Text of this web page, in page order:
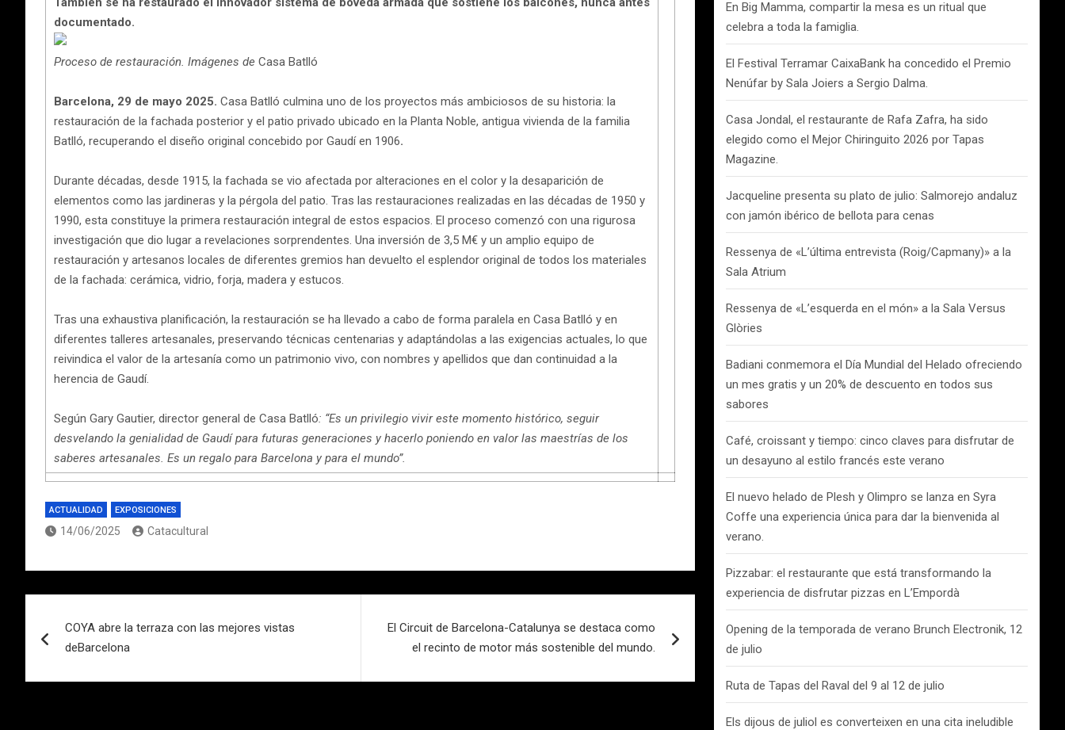
documentado.
Proceso de restauración. Imágenes de Casa Batlló
Barcelona, 29 de mayo 2025. Casa Batlló culmina uno de los proyectos más ambiciosos de su historia: la
restauración de la fachada posterior y el patio privado ubicado en la Planta Noble, antigua vivienda de la familia
Batlló, recuperando el diseño original concebido por Gaudí en 1906.
Durante décadas, desde 1915, la fachada se vio afectada por alteraciones en el color y la desaparición de
elementos como las jardineras y la pérgola del patio. Tras las restauraciones realizadas en las décadas de 1950 y
1990, esta constituye la primera restauración integral de estos espacios. El proceso comenzó con una rigurosa
investigación que dio lugar a revelaciones sorprendentes. Una inversión de 3,5 M€ y un amplio equipo de
restauración y artesanos locales de diferentes gremios han devuelto el esplendor original de todos los materiales
de la fachada: cerámica, vidrio, forja, madera y estucos.
Tras una exhaustiva planificación, la restauración se ha llevado a cabo de forma paralela en Casa Batlló y en
diferentes talleres artesanales, preservando técnicas centenarias y adaptándolas a las exigencias actuales, lo que
reivindica el valor de la artesanía como un patrimonio vivo, con nombres y apellidos que dan continuidad a la
herencia de Gaudí.
Según Gary Gautier, director general de Casa Batlló: “Es un privilegio vivir este momento histórico, seguir
desvelando la genialidad de Gaudí para futuras generaciones y hacerlo poniendo en valor las maestrías de los
saberes artesanales. Es un regalo para Barcelona y para el mundo”.
ACTUALIDAD EXPOSICIONES
14/06/2025 Catacultural
de
entradas
COYA abre la terraza con las mejores vistas
deBarcelona
El Circuit de Barcelona-Catalunya se destaca como
el recinto de motor más sostenible del mundo.
En Big Mamma, compartir la mesa es un ritual que
celebra a toda la famiglia.
El Festival Terramar CaixaBank ha concedido el Premio
Nenúfar by Sala Joiers a Sergio Dalma.
Casa Jondal, el restaurante de Rafa Zafra, ha sido
elegido como el Mejor Chiringuito 2026 por Tapas
Magazine.
Jacqueline presenta su plato de julio: Salmorejo andaluz
con jamón ibérico de bellota para cenas
Ressenya de «L’última entrevista (Roig/Capmany)» a la
Sala Atrium
Ressenya de «L’esquerda en el món» a la Sala Versus
Glòries
Badiani conmemora el Día Mundial del Helado ofreciendo
un mes gratis y un 20% de descuento en todos sus
sabores
Café, croissant y tiempo: cinco claves para disfrutar de
un desayuno al estilo francés este verano
El nuevo helado de Plesh y Olimpro se lanza en Syra
Coffe una experiencia única para dar la bienvenida al
verano.
Pizzabar: el restaurante que está transformando la
experiencia de disfrutar pizzas en L’Empordà
Opening de la temporada de verano Brunch Electronik, 12
de julio
Ruta de Tapas del Raval del 9 al 12 de julio
Els dijous de juliol es converteixen en una cita ineludible